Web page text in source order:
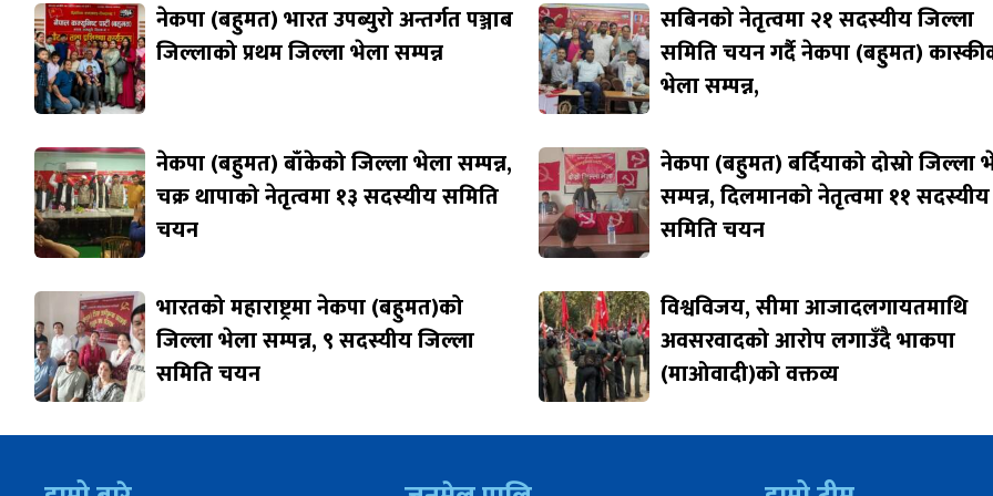
नेकपा (बहुमत) भारत उपब्युरो अन्तर्गत पञ्जाब
जिल्लाको प्रथम जिल्ला भेला सम्पन्न
सबिनको नेतृत्वमा २१ सदस्यीय जिल्ला
समिति चयन गर्दै नेकपा (बहुमत)
भेला सम्पन्न,
नेकपा (बहुमत) बाँकेको जिल्ला भेला सम्पन्न,
चक्र थापाको नेतृत्वमा १३ सदस्यीय समिति
चयन
नेकपा (बहुमत) बर्दियाको दोस्रो जिल्ला
सम्पन्न, दिलमानको नेतृत्वमा ११ सदस्यीय
समिति चयन
भारतको महाराष्ट्रमा नेकपा (बहुमत)को
जिल्ला भेला सम्पन्न, ९ सदस्यीय जिल्ला
समिति चयन
विश्वविजय, सीमा आजादलगायतमाथि
अवसरवादको आरोप लगाउँदै भाकपा
(माओवादी)को वक्तव्य